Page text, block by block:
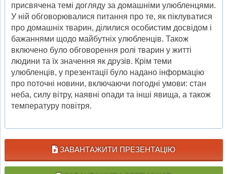
присвячена темі догляду за домашніми улюбленцями.
У ній обговорювалися питання про те, як піклуватися
про домашніх тварин, ділилися особистим досвідом і
бажаннями щодо майбутніх улюбленців. Також
включено було обговорення ролі тварин у житті
людини та їх значення як друзів. Крім теми
улюбленців, у презентації було надано інформацію
про поточні новини, включаючи погодні умови: стан
неба, силу вітру, наявні опади та інші явища, а також
температуру повітря.
ЗАВАНТАЖИТИ ПРЕЗЕНТАЦІЮ